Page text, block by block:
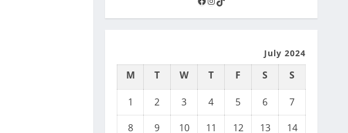
July 2024
M T W T F S S
1 2 3 4 5 6
7
8
9 10 11 12 13
14